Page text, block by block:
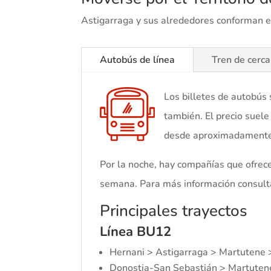
Astigarraga y sus alrededores conforman
Autobús de línea Tren de
Los billetes de autobús
también. El precio
desde
Por la noche, hay compañías que
semana. Para más información
Principales trayectos
Línea BU12
Hernani > Astigarraga > Martutene
Donostia-San Sebastián >